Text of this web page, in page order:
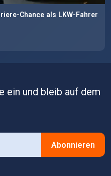
Chance als LKW-Fahrer
ein und bleib auf dem
Abonnieren